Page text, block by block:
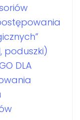
poduszki)
DLA